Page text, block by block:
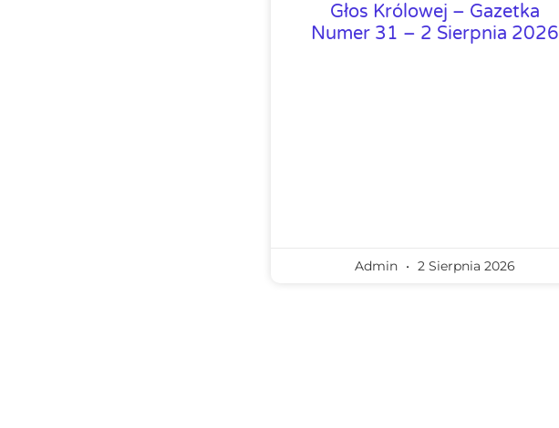
Głos Królowej – Gazetka
Numer 31 – 2 Sierpnia 2026
Admin 2 Sierpnia 2026